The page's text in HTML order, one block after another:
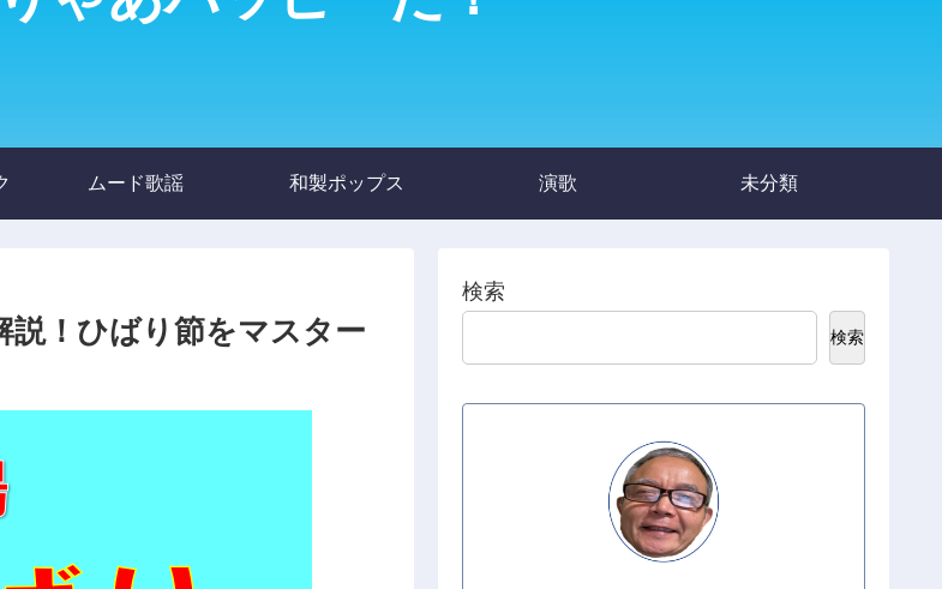
ムード歌謡 和製ポップス 演歌 未分類
説！ひばり節をマスター
検索
検索